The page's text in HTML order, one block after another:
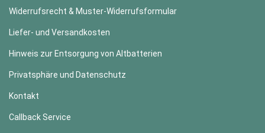
Widerrufsrecht & Muster-Widerrufsformular
Liefer- und Versandkosten
Hinweis zur Entsorgung von Altbatterien
Privatsphäre und Datenschutz
Kontakt
Callback Service